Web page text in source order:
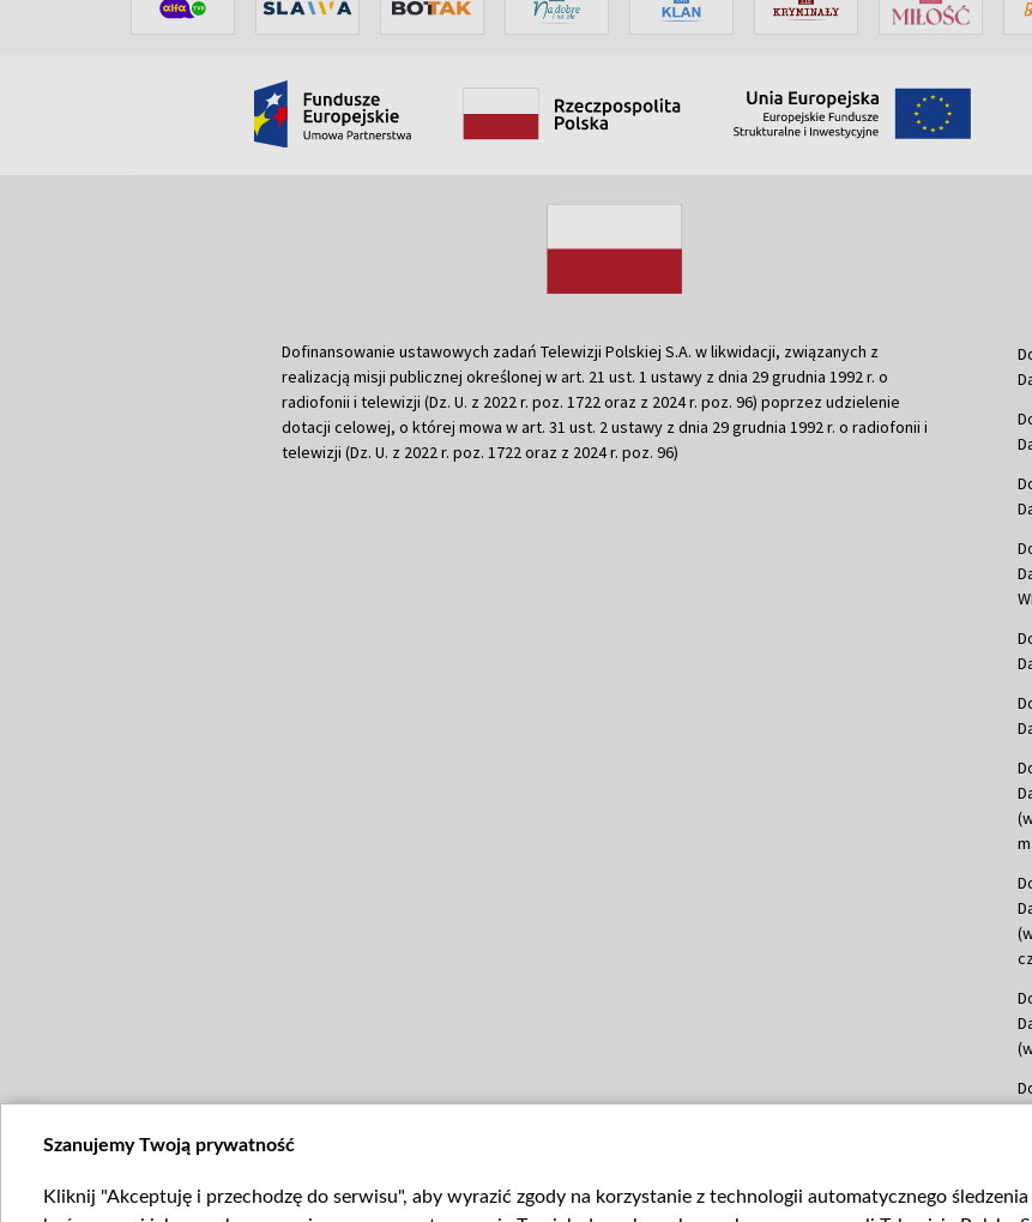
Dofinansowanie ustawowych zadań Telewizji Polskiej S.A. w likwidacji, związanych z
realizacją misji publicznej określonej w art. 21 ust. 1 ustawy z dnia 29 grudnia 1992 r. o
radiofonii i telewizji (Dz. U. z 2022 r. poz. 1722 oraz z 2024 r. poz. 96) poprzez udzielenie
dotacji celowej, o której mowa w art. 31 ust. 2 ustawy z dnia 29 grudnia 1992 r. o radiofonii i
telewizji (Dz. U. z 2022 r. poz. 1722 oraz z 2024 r. poz. 96)
Szanujemy Twoją prywatność
Kliknij "Akceptuję i przechodzę do serwisu", aby wyrazić zgody na korzystanie z technologii automatycznego